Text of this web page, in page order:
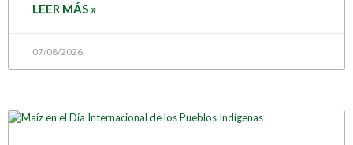
LEER MÁS »
07/08/2026